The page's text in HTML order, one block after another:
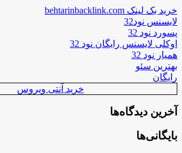
خرید بک لینک behtarinbacklink.com
لایسنس نود32
پسورد نود 32
اوکلی لایسنس رایگان نود 32
همیار نود 32
بهترین سئو
رایگان
خرید آنتی ویروس
آخرین دیدگاه‌ها
بایگانی‌ها